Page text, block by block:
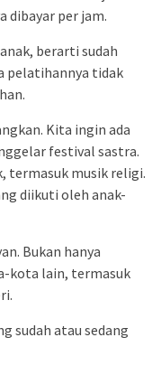
dibayar per jam.
berarti sudah
pelatihannya tidak
Kita ingin ada
festival sastra.
termasuk musik religi.
diikuti oleh anak-
Bukan hanya
kota lain, termasuk
sudah atau sedang